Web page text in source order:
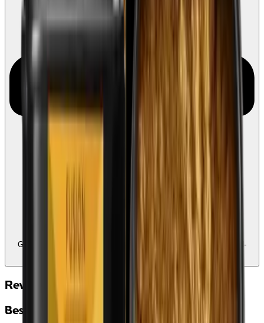
Geschikt voor Ecocheques en Cadeaucheques
Koppel uw Edenred-
Reviews
Beschrijving